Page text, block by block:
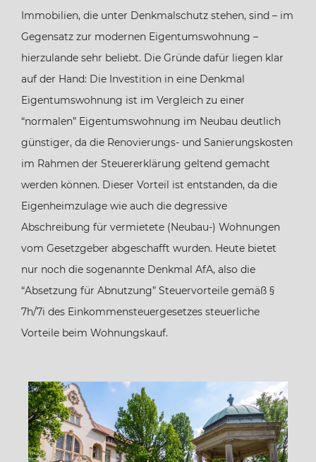
Immobilien, die unter Denkmalschutz stehen, sind – im
Gegensatz zur modernen Eigentumswohnung –
hierzulande sehr beliebt. Die Gründe dafür liegen klar
auf der Hand: Die Investition in eine Denkmal
Eigentumswohnung ist im Vergleich zu einer
“normalen” Eigentumswohnung im Neubau deutlich
günstiger, da die Renovierungs- und Sanierungskosten
im Rahmen der Steuererklärung geltend gemacht
werden können. Dieser Vorteil ist entstanden, da die
Eigenheimzulage wie auch die degressive
Abschreibung für vermietete (Neubau-) Wohnungen
vom Gesetzgeber abgeschafft wurden. Heute bietet
nur noch die sogenannte Denkmal AfA, also die
“Absetzung für Abnutzung” Steuervorteile gemäß §
7h/7i des Einkommensteuergesetzes steuerliche
Vorteile beim Wohnungskauf.